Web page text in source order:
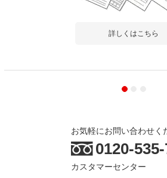
詳しくはこちら
お気軽にお問い合わせく
0120-
カスタマーセンター